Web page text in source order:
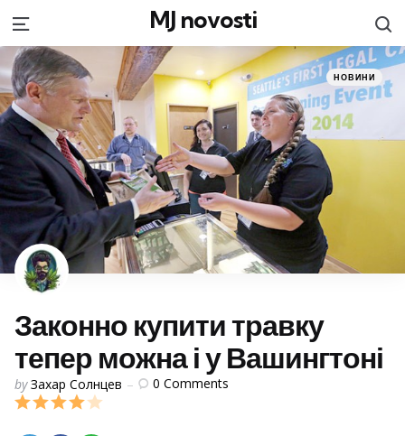
Menu MJ novosti
Categories
Posted
in
НОВИНИ
Законно купити травку
тепер можна і у Вашингтоні
Posted
by
by Захар Солнцев 0 Comments